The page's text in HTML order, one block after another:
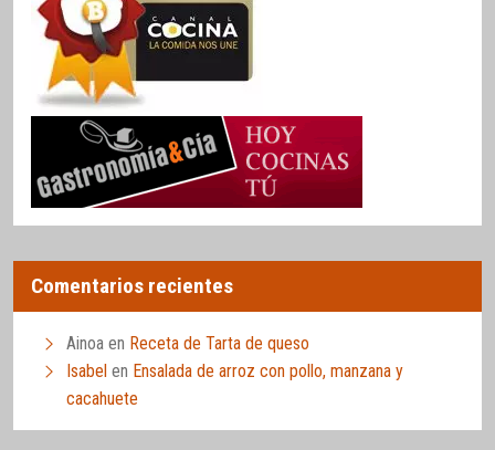
Comentarios recientes
Ainoa en Receta de Tarta de queso
Isabel en Ensalada de arroz con pollo, manzana y
cacahuete